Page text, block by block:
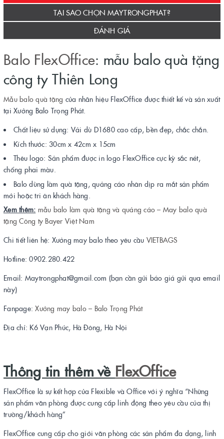
TẠI SAO CHỌN MAYTRONGPHAT?
ĐÁNH GIÁ
Balo FlexOffice: mẫu balo quà tặng
công ty Thiên Long
Mẫu balo quà tặng của nhãn hiệu FlexOffice được thiết kế và sản xuất
tại Xưởng Balo Trọng Phát.
Chất liệu sử dụng: Vải dù D1680 cao cấp, bền đẹp, chắc chắn.
Kích thước: 30cm x 42cm x 15cm
Thêu logo: Sản phẩm được in logo FlexOffice cực kỳ sắc nét,
chống phai màu.
Balo dùng làm quà tặng, quảng cáo nhân dịp ra mắt sản phẩm
mới hoặc tri ân khách hàng.
Xem thêm: mẫu balo làm quà tặng và quảng cáo – May balo quà
tặng Công ty Bayer Việt Nam
Chi tiết liên hệ: Xưởng may balo theo yêu cầu VIETBAGS
Hotline: 0902.280.422
Email: Maytrongphat@gmail.com (bạn cần gửi báo giá gửi qua email
này)
Fanpage:Xưởng may balo – Balo Trọng Phát
Địa chỉ: K6 Vạn Phúc, Hà Đông, Hà Nội
Thông tin thêm về FlexOffice
FlexOffice là sự kết hợp của Flexible và Office với ý nghĩa “Những
sản phẩm văn phòng được cung cấp linh động theo yêu cầu của thị
trường/khách hàng”
FlexOffice cung cấp cho giới văn phòng các sản phẩm đa dạng, linh